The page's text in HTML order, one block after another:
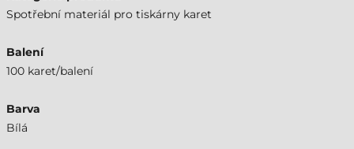
Spotřební materiál pro tiskárny karet
Balení
100 karet/balení
Barva
Bílá